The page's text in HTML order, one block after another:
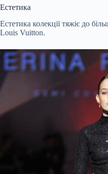
Естетика
Естетика колекції тяжіє до
Louis Vuitton.